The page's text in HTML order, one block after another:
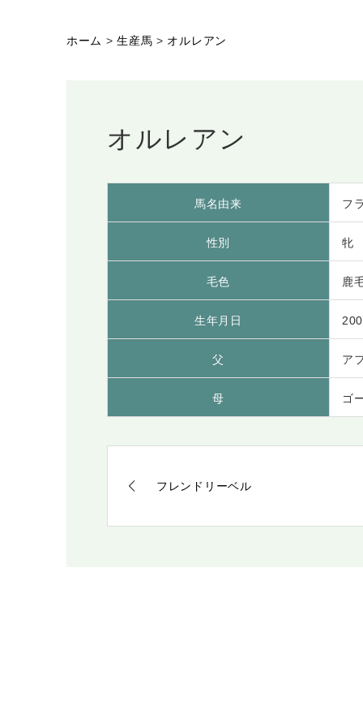
ホーム >生産馬 > オルレアン
オルレアン
馬名由来 フ
性別 牝
毛色 鹿
生年月日
父 ア
母 ゴ
フレンドリーベル